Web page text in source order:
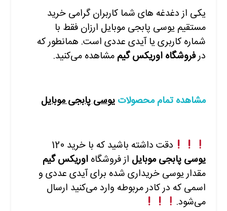
یکی از دغدغه های شما کاربران گرامی خرید
مستقیم یوسی پابجی موبایل ارزان فقط با
شماره کاربری یا آیدی عددی است. همانطور که
درفروشگاه اوریکس گیم مشاهدهمی‌کنید.
مشاهده تمام محصولاتیوسی پابجی موبایل
دقت داشته باشید که باخرید 120
یوسی پابجی موبایل از فروشگاه اوریکس گیم
مقدار یوسی خریداری شده برای آیدی عددی و
اسمی که در کادر مربوطه واردمی‌کنید ارسال
می‌شود.